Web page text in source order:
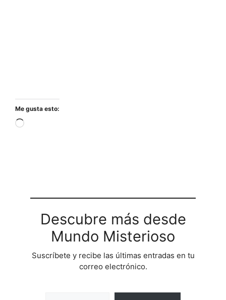
Me gusta esto:
Cargando...
Descubre más desde
Mundo Misterioso
Suscríbete y recibe las últimas entradas en tu
correo electrónico.